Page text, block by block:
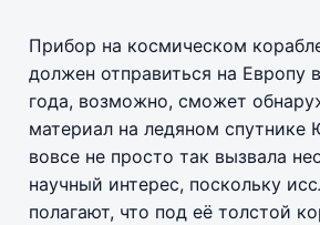
Прибор на космическом
должен отправиться на Европу
года, возможно, сможет
материал на ледяном спутнике
вовсе не просто так вызвала
научный интерес, поскольку
полагают, что под её толстой